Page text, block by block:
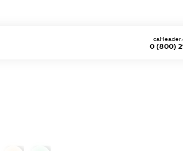
0 (800)